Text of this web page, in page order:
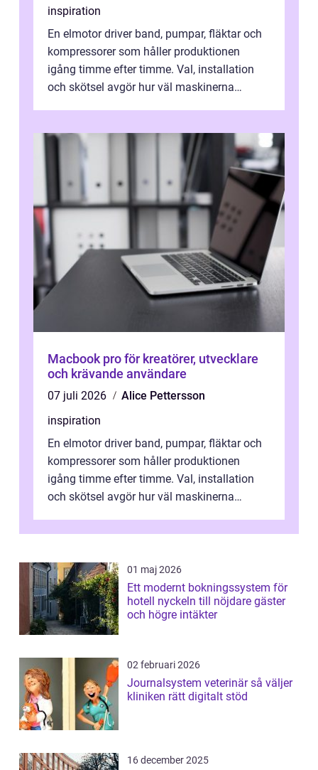
inspiration
En elmotor driver band, pumpar, fläktar och
kompressorer som håller produktionen
igång timme efter timme. Val, installation
och skötsel avgör hur väl maskinerna
Macbook pro för kreatörer, utvecklare
och krävande användare
07 juli 2026
Alice Pettersson
inspiration
En elmotor driver band, pumpar, fläktar och
kompressorer som håller produktionen
igång timme efter timme. Val, installation
och skötsel avgör hur väl maskinerna
01 maj 2026
Ett modernt bokningssystem för
hotell nyckeln till nöjdare gäster
och högre intäkter
02 februari 2026
Journalsystem veterinär så väljer
kliniken rätt digitalt stöd
16 december 2025